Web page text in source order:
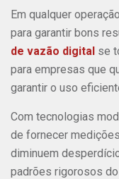
Em qualquer
para garantir bons
de vazão digital se
para empresas que
garantir o uso
Com tecnologias
de fornecer
diminuem
padrões rigorosos do